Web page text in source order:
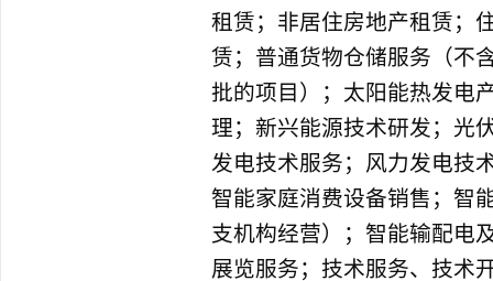
租赁；非居住房地产租赁；
赁；普通货物仓储服务（不
批的项目）；太阳能热发电
理；新兴能源技术研发；光
发电技术服务；风力发电技
智能家庭消费设备销售；智
支机构经营）；智能输配电
展览服务；技术服务、技术